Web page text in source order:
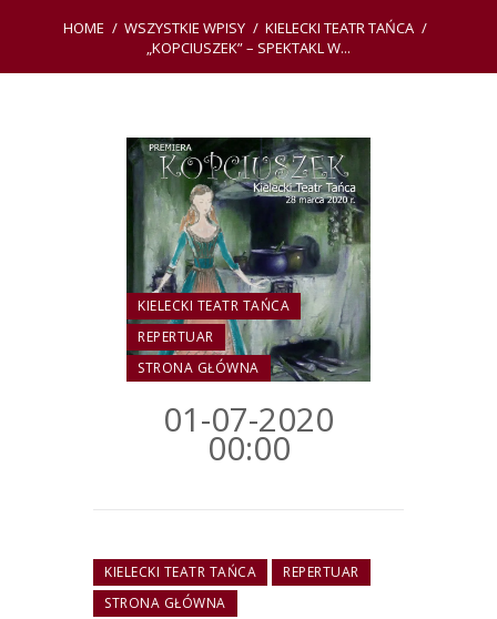
HOME WSZYSTKIE WPISY
KIELECKI TEATR TAŃCA
„KOPCIUSZEK” – SPEKTAKL W...
KIELECKI TEATR TAŃCA
REPERTUAR
STRONA GŁÓWNA
01-07-2020
00:00
KIELECKI TEATR TAŃCA
REPERTUAR
STRONA GŁÓWNA